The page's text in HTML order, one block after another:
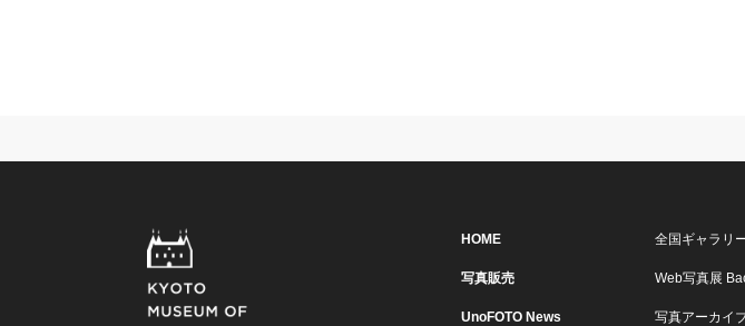
HOME
写真販売
UnoFOTO News
全国ギャラリ
Web写真展
写真アーカイ